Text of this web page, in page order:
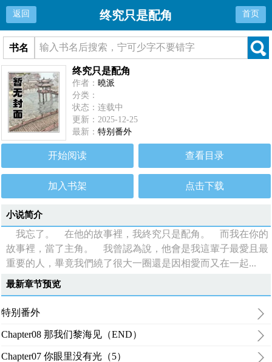
返回 终究只是配角 首页
书名
终究只是配角
作者：曉派
分类：
状态：连载中
更新：2025-12-25
最新：特别番外
开始阅读 查看目录
加入书架 点击下载
小说简介
我忘了。 在他的故事裡，我終究只是配角。 而我在你的
故事裡，當了主角。 我曾認為說，他會是我這輩子最愛且最
重要的人，畢竟我們繞了很大一圈還是因相愛而又在一起...
最新章节预览
特别番外
Chapter08 那我们黎海见（END）
Chapter07 你眼里没有光（5）